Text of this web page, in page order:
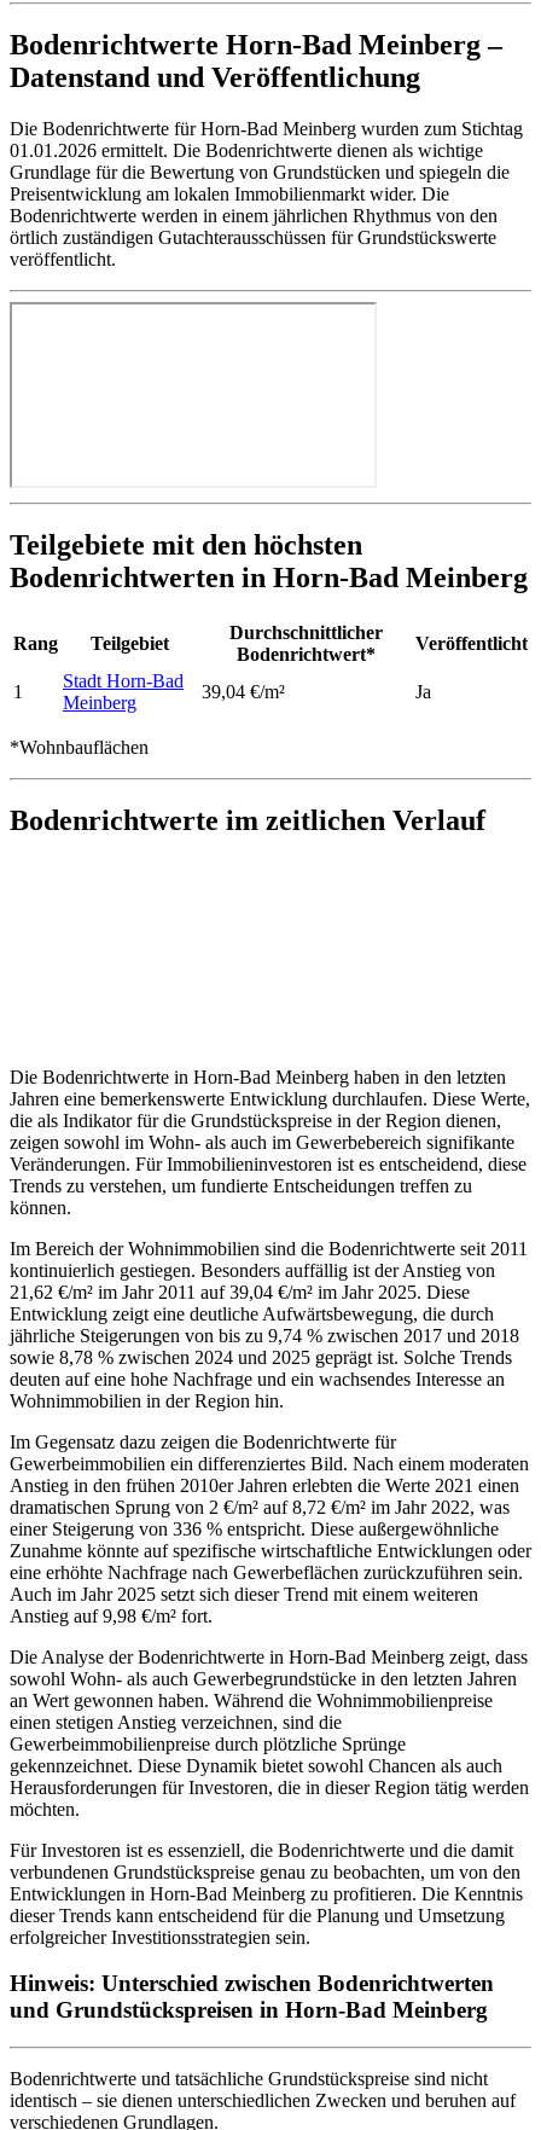
Bodenrichtwerte Horn-Bad Meinberg –
Datenstand und Veröffentlichung
Die Bodenrichtwerte für Horn-Bad Meinberg wurden zum Stichtag
01.01.2026 ermittelt. Die Bodenrichtwerte dienen als wichtige
Grundlage für die Bewertung von Grundstücken und spiegeln die
Preisentwicklung am lokalen Immobilienmarkt wider. Die
Bodenrichtwerte werden in einem jährlichen Rhythmus von den
örtlich zuständigen Gutachterausschüssen für Grundstückswerte
veröffentlicht.
Teilgebiete mit den höchsten
Bodenrichtwerten in Horn-Bad Meinberg
Rang Teilgebiet
Durchschnittlicher
Bodenrichtwert*
Veröffentlicht
1
Stadt Horn-Bad
Meinberg
39,04 €/m² Ja
*Wohnbauflächen
Bodenrichtwerte im zeitlichen Verlauf
Die Bodenrichtwerte in Horn-Bad Meinberg haben in den letzten
Jahren eine bemerkenswerte Entwicklung durchlaufen. Diese Werte,
die als Indikator für die Grundstückspreise in der Region dienen,
zeigen sowohl im Wohn- als auch im Gewerbebereich signifikante
Veränderungen. Für Immobilieninvestoren ist es entscheidend, diese
Trends zu verstehen, um fundierte Entscheidungen treffen zu
können.
Im Bereich der Wohnimmobilien sind die Bodenrichtwerte seit 2011
kontinuierlich gestiegen. Besonders auffällig ist der Anstieg von
21,62 €/m² im Jahr 2011 auf 39,04 €/m² im Jahr 2025. Diese
Entwicklung zeigt eine deutliche Aufwärtsbewegung, die durch
jährliche Steigerungen von bis zu 9,74 % zwischen 2017 und 2018
sowie 8,78 % zwischen 2024 und 2025 geprägt ist. Solche Trends
deuten auf eine hohe Nachfrage und ein wachsendes Interesse an
Wohnimmobilien in der Region hin.
Im Gegensatz dazu zeigen die Bodenrichtwerte für
Gewerbeimmobilien ein differenziertes Bild. Nach einem moderaten
Anstieg in den frühen 2010er Jahren erlebten die Werte 2021 einen
dramatischen Sprung von 2 €/m² auf 8,72 €/m² im Jahr 2022, was
einer Steigerung von 336 % entspricht. Diese außergewöhnliche
Zunahme könnte auf spezifische wirtschaftliche Entwicklungen oder
eine erhöhte Nachfrage nach Gewerbeflächen zurückzuführen sein.
Auch im Jahr 2025 setzt sich dieser Trend mit einem weiteren
Anstieg auf 9,98 €/m² fort.
Die Analyse der Bodenrichtwerte in Horn-Bad Meinberg zeigt, dass
sowohl Wohn- als auch Gewerbegrundstücke in den letzten Jahren
an Wert gewonnen haben. Während die Wohnimmobilienpreise
einen stetigen Anstieg verzeichnen, sind die
Gewerbeimmobilienpreise durch plötzliche Sprünge
gekennzeichnet. Diese Dynamik bietet sowohl Chancen als auch
Herausforderungen für Investoren, die in dieser Region tätig werden
möchten.
Für Investoren ist es essenziell, die Bodenrichtwerte und die damit
verbundenen Grundstückspreise genau zu beobachten, um von den
Entwicklungen in Horn-Bad Meinberg zu profitieren. Die Kenntnis
dieser Trends kann entscheidend für die Planung und Umsetzung
erfolgreicher Investitionsstrategien sein.
Hinweis: Unterschied zwischen Bodenrichtwerten
und Grundstückspreisen in Horn-Bad Meinberg
Bodenrichtwerte und tatsächliche Grundstückspreise sind nicht
identisch – sie dienen unterschiedlichen Zwecken und beruhen auf
verschiedenen Grundlagen.